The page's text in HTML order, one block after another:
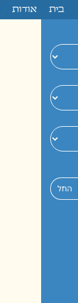
בית אודות
החל